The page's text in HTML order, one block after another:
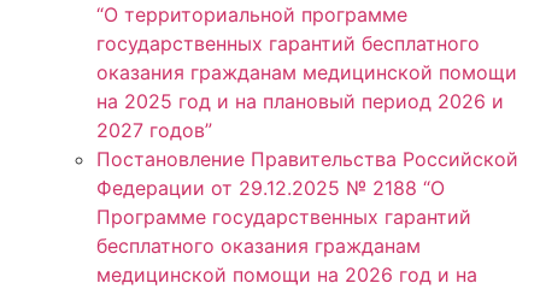
“О территориальной программе
государственных гарантий бесплатного
оказания гражданам медицинской помощи
на 2025 год и на плановый период 2026 и
2027 годов”
Постановление Правительства Российской
Федерации от 29.12.2025 № 2188 “О
Программе государственных гарантий
бесплатного оказания гражданам
медицинской помощи на 2026 год и на